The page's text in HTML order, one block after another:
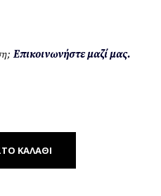
Επικοινωνήστε μαζί μας.
ΚΑΛΆΘΙ